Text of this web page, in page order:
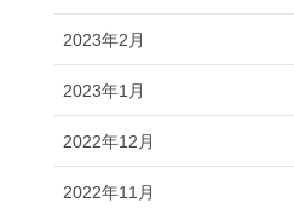
2023年2月
2023年1月
2022年12月
2022年11月